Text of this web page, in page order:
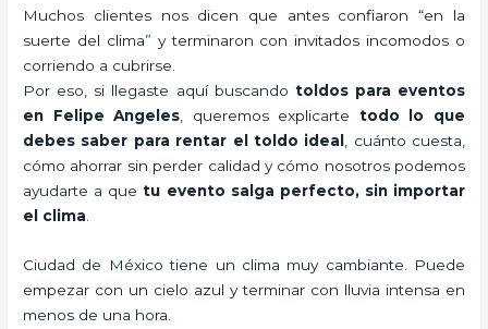
Muchos clientes nos dicen que antes confiaron “en la
suerte del clima” y terminaron con invitados incomodos o
corriendo a cubrirse.
Por eso, si llegaste aquí buscando toldos para eventos
en Felipe Angeles , queremos explicarte todo lo que
debes saber para rentar el toldo ideal
, cuánto cuesta,
cómo ahorrar sin perder calidad y cómo nosotros podemos
ayudarte a quetu evento salga perfecto, sin importar
el clima
Ciudad de México tiene un clima muy cambiante. Puede
empezar con un cielo azul y terminar con lluvia intensa en
menos de una hora.